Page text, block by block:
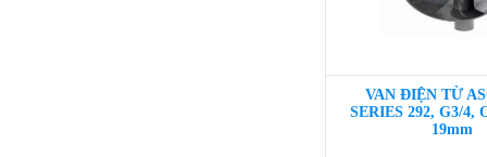
VAN ĐIỆN TỪ
SERIES 292, G3/4,
19mm